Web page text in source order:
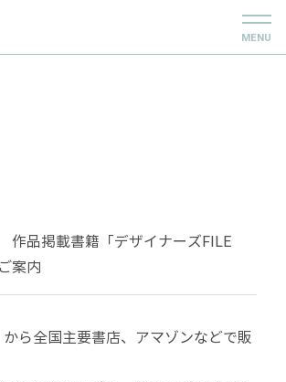
MENU
作品掲載書籍「デザイナーズFILE
案内
ら全国主要書店、アマゾンなどで販